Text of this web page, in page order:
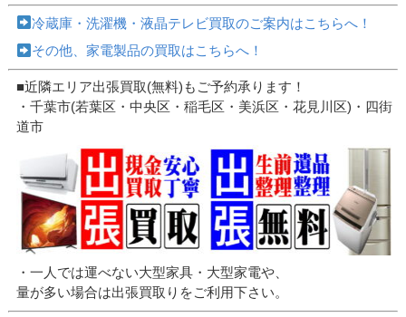
冷蔵庫・洗濯機・液晶テレビ買取のご案内はこちらへ！
その他、家電製品の買取はこちらへ！
■近隣エリア出張買取(無料)もご予約承ります！
・千葉市(若葉区・中央区・稲毛区・美浜区・花見川区)・四街
道市
・一人では運べない大型家具・大型家電や、
量が多い場合は出張買取りをご利用下さい。